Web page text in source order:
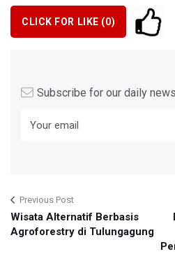
CLICK FOR LIKE (0)
Subscribe for our daily news
Previous Post
Wisata Alternatif Berbasis
Agroforestry di Tulungagung